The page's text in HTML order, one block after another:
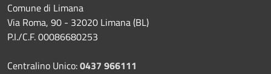
Comune di Limana
Via Roma, 90 - 32020 Limana (BL)
P.I./C.F. 00086680253
Centralino Unico:0437 966111